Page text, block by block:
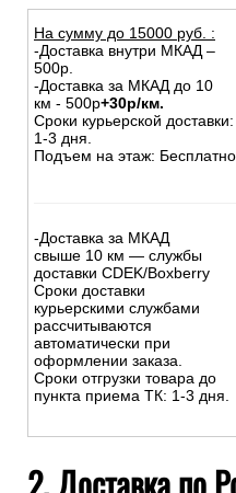
На сумму до 15000 руб. :
-Доставка внутри МКАД –
500р.
-Доставка за МКАД до 10
км - 500р+30р/км.
Сроки курьерской доставки:
1-3 дня.
Подъем на этаж: Бесплатно
-Доставка за МКАД
свыше 10 км — службы
доставки CDEK/Boxberry
Сроки доставки
курьерскими службами
рассчитываются
автоматически при
оформлении заказа.
Сроки отгрузки товара до
пункта приема ТК: 1-3 дня.